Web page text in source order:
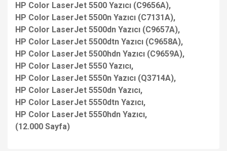
HP Color LaserJet 5500 Yazıcı (C9656A),
HP Color LaserJet 5500n Yazıcı (C7131A),
HP Color LaserJet 5500dn Yazıcı (C9657A),
HP Color LaserJet 5500dtn Yazıcı (C9658A),
HP Color LaserJet 5500hdn Yazıcı (C9659A),
HP Color LaserJet 5550 Yazıcı,
HP Color LaserJet 5550n Yazıcı (Q3714A),
HP Color LaserJet 5550dn Yazıcı,
HP Color LaserJet 5550dtn Yazıcı,
HP Color LaserJet 5550hdn Yazıcı,
(12.000 Sayfa)